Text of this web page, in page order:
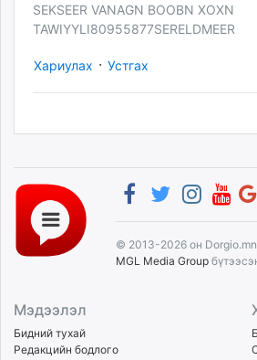
SEKSEER VANAGN BOOBN XOXN
TAWIYYLI80955877SERELDMEER
Хариулах · Устгах
© 2013-2026 он
MGL Media Group
Мэдээлэл
Бидний тухай
Редакцийн бодлого